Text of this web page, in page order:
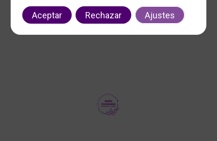
Contacto
Aceptar Rechazar Ajustes